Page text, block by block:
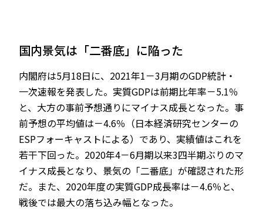
JP EN
国内景気は「二番底」に陥った
内閣府は5月18日に、2021年1－3月期のGDP統計・
一次速報を発表した。実質GDPは前期比年率－5.1％
と、大方の事前予想通りにマイナス成長となった。事
前予想の平均値は－4.6％（日本経済研究センターの
ESPフォーキャストによる）であり、実績値はこれを
若干下回った。2020年4－6月期以来3四半期ぶりのマ
イナス成長となり、景気の「二番底」が確認された形
だ。また、2020年度の実質GDP成長率は－4.6％と、
戦後では最大の落ち込み幅となった。